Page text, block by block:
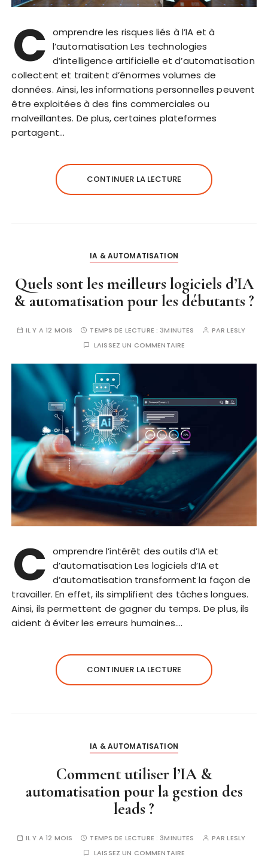
C omprendre les risques liés à l’IA et à
l’automatisation Les technologies
d’intelligence artificielle et d’automatisation
collectent et traitent d’énormes volumes de
données. Ainsi, les informations personnelles peuvent
être exploitées à des fins commerciales ou
malveillantes. De plus, certaines plateformes
partagent…
CONTINUER LA LECTURE
IA & AUTOMATISATION
Quels sont les meilleurs logiciels d’IA
& automatisation pour les débutants ?
IL Y A 12 MOIS TEMPS DE LECTURE : 3MINUTES PARLESLY
LAISSEZ UN COMMENTAIRE
C omprendre l’intérêt des outils d’IA et
d’automatisation Les logiciels d’IA et
d’automatisation transforment la façon de
travailler. En effet, ils simplifient des tâches longues.
Ainsi, ils permettent de gagner du temps. De plus, ils
aident à éviter les erreurs humaines….
CONTINUER LA LECTURE
IA & AUTOMATISATION
Comment utiliser l’IA &
automatisation pour la gestion des
leads ?
IL Y A 12 MOIS TEMPS DE LECTURE : 3MINUTES PARLESLY
LAISSEZ UN COMMENTAIRE